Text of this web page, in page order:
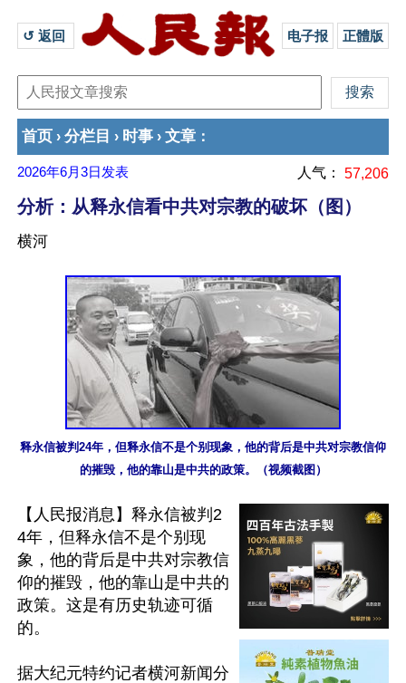
↺ 返回 电子报 正體版
首页 › 分栏目 › 时事 › 文章 ：
2026年6月3日 发表 人气： 57,206
分析：从释永信看中共对宗教的破坏（图）
横河
释永信被判24年，但释永信不是个别现象，他的背后是中共对宗教信仰
的摧毁，他的靠山是中共的政策。（视频截图）
【人民报消息】释永信被判2
4年，但释永信不是个别现
象，他的背后是中共对宗教信
仰的摧毁，他的靠山是中共的
政策。这是有历史轨迹可循
的。
据大纪元特约记者横河新闻分